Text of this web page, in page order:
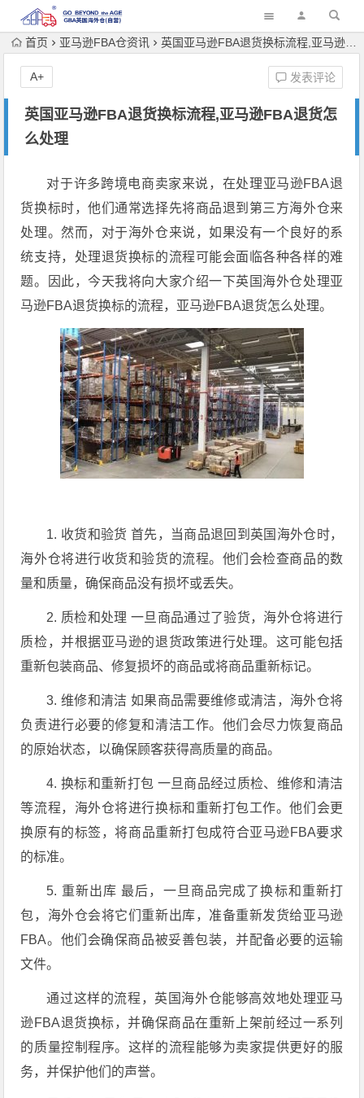
首页 亚马逊FBA仓资讯 英国亚马逊FBA退货换标流程,亚马逊FBA退货怎么处理
英国亚马逊FBA退货换标流程,亚马逊FBA退货怎
么处理
发表评论
A+
对于许多跨境电商卖家来说，在处理亚马逊FBA退
货换标时，他们通常选择先将商品退到第三方海外仓来
处理。然而，对于海外仓来说，如果没有一个良好的系
统支持，处理退货换标的流程可能会面临各种各样的难
题。因此，今天我将向大家介绍一下英国海外仓处理亚
马逊FBA退货换标的流程，亚马逊FBA退货怎么处理。
1. 收货和验货 首先，当商品退回到英国海外仓时，
海外仓将进行收货和验货的流程。他们会检查商品的数
量和质量，确保商品没有损坏或丢失。
2. 质检和处理 一旦商品通过了验货，海外仓将进行
质检，并根据亚马逊的退货政策进行处理。这可能包括
重新包装商品、修复损坏的商品或将商品重新标记。
3. 维修和清洁 如果商品需要维修或清洁，海外仓将
负责进行必要的修复和清洁工作。他们会尽力恢复商品
的原始状态，以确保顾客获得高质量的商品。
4. 换标和重新打包 一旦商品经过质检、维修和清洁
等流程，海外仓将进行换标和重新打包工作。他们会更
换原有的标签，将商品重新打包成符合亚马逊FBA要求
的标准。
5. 重新出库 最后，一旦商品完成了换标和重新打
包，海外仓会将它们重新出库，准备重新发货给亚马逊
FBA。他们会确保商品被妥善包装，并配备必要的运输
文件。
通过这样的流程，英国海外仓能够高效地处理亚马
逊FBA退货换标，并确保商品在重新上架前经过一系列
的质量控制程序。这样的流程能够为卖家提供更好的服
务，并保护他们的声誉。